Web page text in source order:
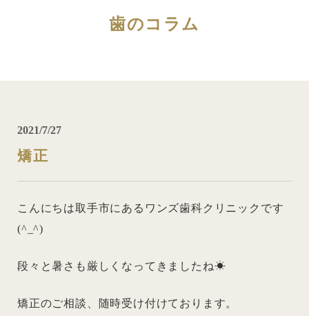
歯のコラム
2021/7/27
矯正
こんにちは取手市にあるワンズ歯科クリニックです
(^_^)
段々と暑さも厳しくなってきましたね☀
矯正のご相談、随時受け付けております。